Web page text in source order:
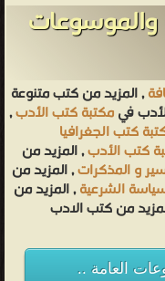
, المزيد من كتب متنوعة
فيمكتبة كتب الأدب,
كتب الجغرافيا
كتب الأدب, المزيد من
و المذكرات, المزيد من
الشرعية, المزيد من
من كتب الادب
العامة ..